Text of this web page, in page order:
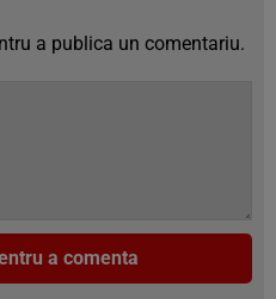
a publica un comentariu.
a comenta